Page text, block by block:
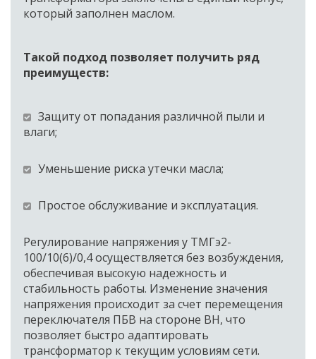
который заполнен маслом.
Такой подход позволяет получить ряд
преимуществ:
Защиту от попадания различной пыли и
влаги;
Уменьшение риска утечки масла;
Простое обслуживание и эксплуатация.
Регулирование напряжения у ТМГэ2-
100/10(6)/0,4 осуществляется без возбуждения,
обеспечивая высокую надежность и
стабильность работы. Изменение значения
напряжения происходит за счет перемещения
переключателя ПБВ на стороне ВН, что
позволяет быстро адаптировать
трансформатор к текущим условиям сети.